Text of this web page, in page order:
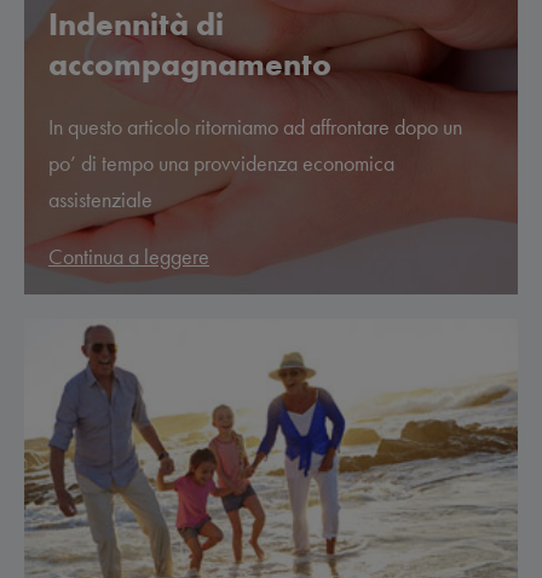
Indennità di
accompagnamento
In questo articolo ritorniamo ad affrontare dopo un
po’ di tempo una provvidenza economica
assistenziale
Continua a leggere